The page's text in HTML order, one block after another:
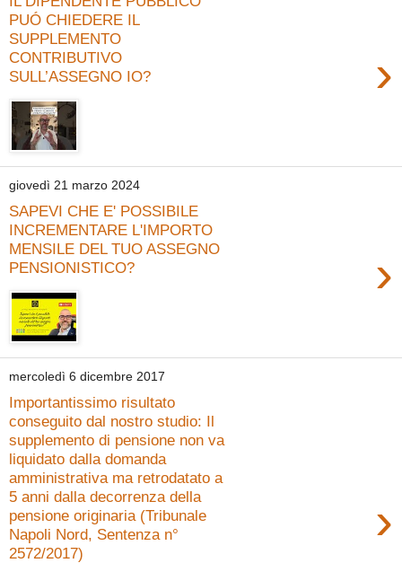
PUÓ CHIEDERE IL
SUPPLEMENTO
CONTRIBUTIVO
SULL’ASSEGNO IO?
›
giovedì 21 marzo 2024
SAPEVI CHE E' POSSIBILE
INCREMENTARE L'IMPORTO
MENSILE DEL TUO ASSEGNO
PENSIONISTICO?
›
mercoledì 6 dicembre 2017
Importantissimo risultato
conseguito dal nostro studio: Il
supplemento di pensione non va
liquidato dalla domanda
amministrativa ma retrodatato a
5 anni dalla decorrenza della
pensione originaria (Tribunale
Napoli Nord, Sentenza n°
2572/2017)
›